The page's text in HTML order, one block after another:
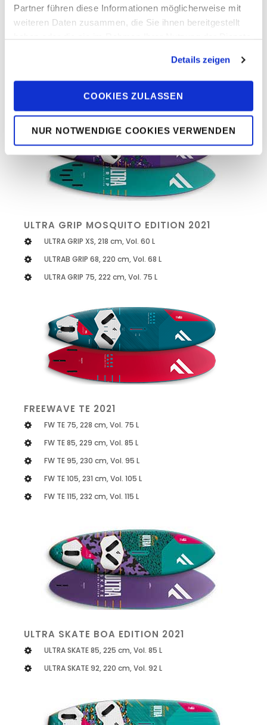
Partner führen diese Informationen möglicherweise mit
weiteren Daten zusammen, die Sie ihnen bereitgestellt
Cookies, wenn Sie unsere Webseite weiterhin nutzen.
Details zeigen
COOKIES ZULASSEN
NUR NOTWENDIGE COOKIES VERWENDEN
FANATIC Windsurf Boards
DIese Boards gibt es im beim DUOTONE PRO
ULTRA GRIP MOSQUITO EDITION 2021
ULTRA GRIP XS, 218 cm, Vol. 60 L
ULTRAB GRIP 68, 220 cm, Vol. 68 L
ULTRA GRIP 75, 222 cm, Vol. 75 L
FREEWAVE TE 2021
FW TE 75, 228 cm, Vol. 75 L
FW TE 85, 229 cm, Vol. 85 L
FW TE 95, 230 cm, Vol. 95 L
FW TE 105, 231 cm, Vol. 105 L
FW TE 115, 232 cm, Vol. 115 L
ULTRA SKATE BOA EDITION 2021
ULTRA SKATE 85, 225 cm, Vol. 85 L
ULTRA SKATE 92, 220 cm, Vol. 92 L